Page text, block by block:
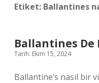
Etiket: Ballantines
Ballantines De
Tarih: Ekim 15, 2024
Ballantine’s nasıl bir